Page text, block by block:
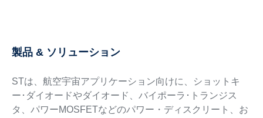
製品 & ソリューション
STは、航空宇宙アプリケーション向けに、ショットキ
ー･ダイオードやダイオード、バイポーラ･トランジス
タ、パワーMOSFETなどのパワー・ディスクリート、お